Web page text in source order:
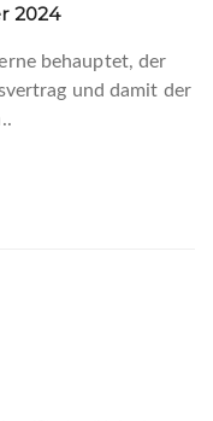
2024
behauptet, der
und damit der